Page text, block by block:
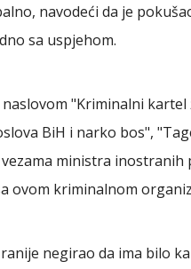
navodeći da je
sa uspjehom.
"Kriminalni
BiH i narko bos",
ministra inostranih
ovom kriminalnom
negirao da ima bilo